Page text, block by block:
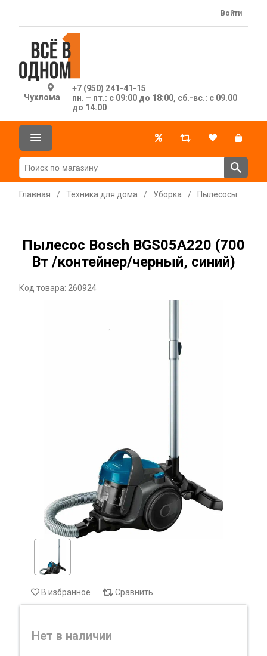
Чухлома
+7 (950) 241-41-15
пн. – пт.: с 09:00 до 18:00, сб.-вс.: с 09.00
до 14.00
Войти
Главная / Техника для дома / Уборка / Пылесосы
Пылесос Bosch BGS05A220 (700
Вт /контейнер/черный, синий)
Код товара: 260924
В избранное Сравнить
Нет в наличии